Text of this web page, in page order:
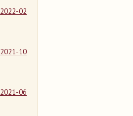
2022-02
2021-10
2021-06